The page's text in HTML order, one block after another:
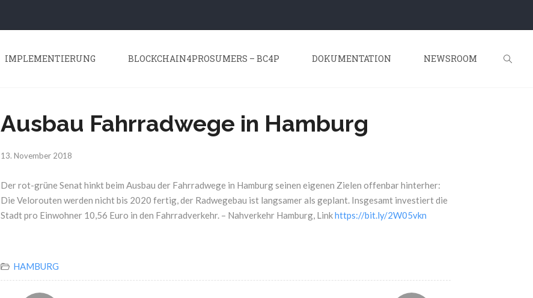
IMPLEMENTIERUNG BLOCKCHAIN4PROSUMERS – BC4P DOKUMENTATION NEWSROOM
Ausbau Fahrradwege in Hamburg
13. November 2018
Der rot-grüne Senat hinkt beim Ausbau der Fahrradwege in Hamburg seinen eigenen Zielen offenbar hinterher:
Die Velorouten werden nicht bis 2020 fertig, der Radwegebau ist langsamer als geplant. Insgesamt investiert die
Stadt pro Einwohner 10,56 Euro in den Fahrradverkehr. – Nahverkehr Hamburg, Linkhttps://bit.ly/2W05vkn
HAMBURG